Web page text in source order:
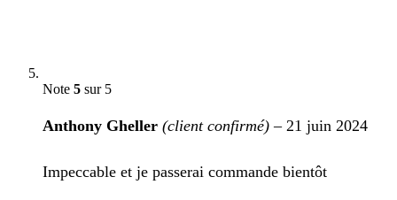
Note 5 sur 5
Anthony Gheller (client confirmé) – 21 juin 2024
Impeccable et je passerai commande bientôt